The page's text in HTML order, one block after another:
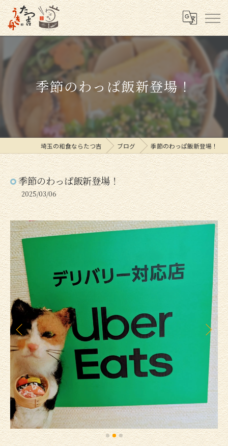
季節のわっぱ飯新登場！
埼玉の和食ならたつ吉 ブログ 季節のわっぱ飯新登場！
季節のわっぱ飯新登場！
2025/03/06